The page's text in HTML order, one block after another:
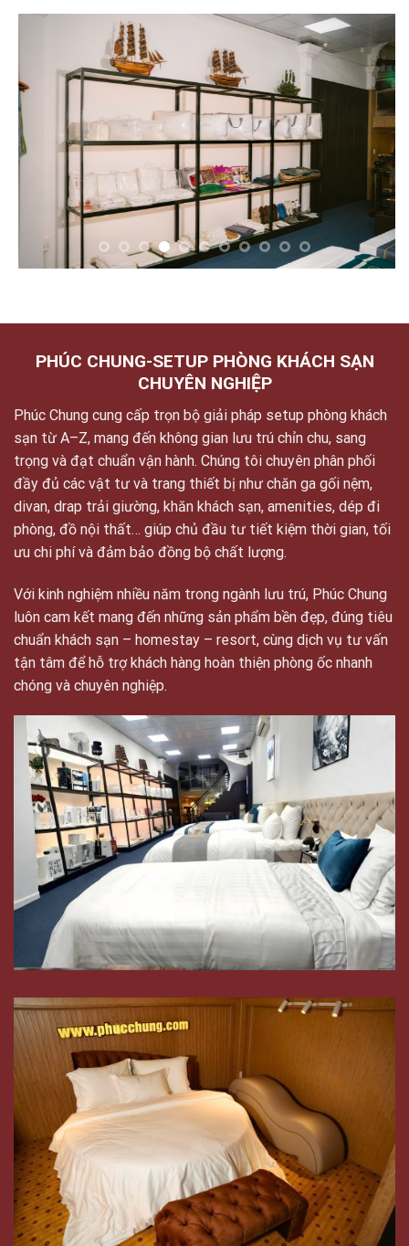
PHÚC CHUNG-SETUP PHÒNG KHÁCH SẠN
CHUYÊN NGHIỆP
Phúc Chung cung cấp trọn bộ giải pháp setup phòng khách
sạn từ A–Z, mang đến không gian lưu trú chỉn chu, sang
trọng và đạt chuẩn vận hành. Chúng tôi chuyên phân phối
đầy đủ các vật tư và trang thiết bị như chăn ga gối nệm,
divan, drap trải giường, khăn khách sạn, amenities, dép đi
phòng, đồ nội thất… giúp chủ đầu tư tiết kiệm thời gian, tối
ưu chi phí và đảm bảo đồng bộ chất lượng.
Với kinh nghiệm nhiều năm trong ngành lưu trú, Phúc Chung
luôn cam kết mang đến những sản phẩm bền đẹp, đúng tiêu
chuẩn khách sạn – homestay – resort, cùng dịch vụ tư vấn
tận tâm để hỗ trợ khách hàng hoàn thiện phòng ốc nhanh
chóng và chuyên nghiệp.